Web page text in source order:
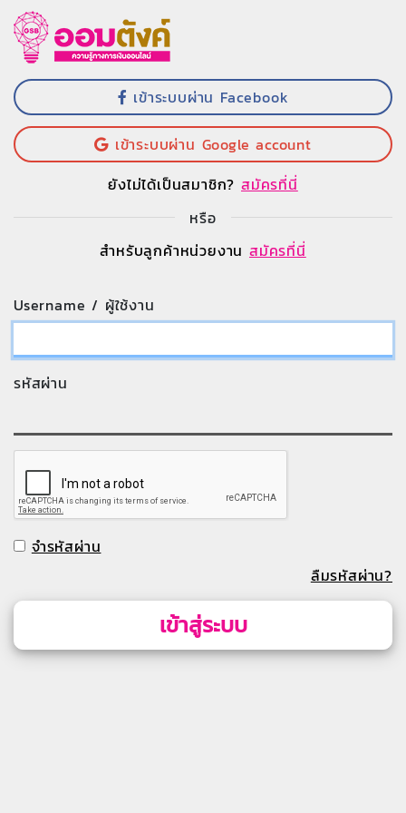
เข้าระบบผ่าน Facebook
เข้าระบบผ่าน Google account
ยังไม่ได้เป็นสมาชิก? สมัครที่นี่
หรือ
สำหรับลูกค้าหน่วยงาน สมัครที่นี่
Username / ผู้ใช้งาน
รหัสผ่าน
จำรหัสผ่าน
ลืมรหัสผ่าน?
เข้าสู่ระบบ